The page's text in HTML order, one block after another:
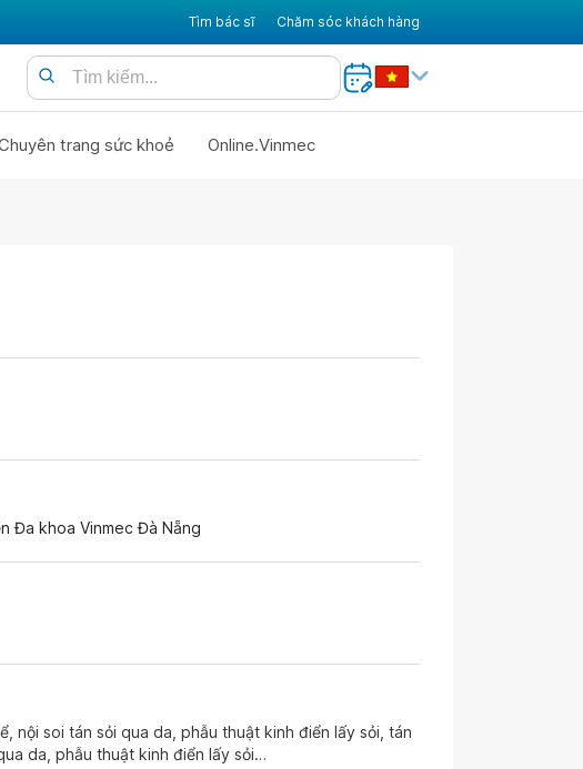
Tìm bác sĩ Chăm sóc khách hàng
trang sức khoẻ Online.Vinmec
Đa khoa Vinmec Đà Nẵng
nội soi tán sỏi qua da, phẫu thuật kinh điển lấy sỏi, tán
da, phẫu thuật kinh điển lấy sỏi…